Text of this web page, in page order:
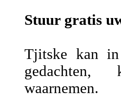
Stuur gratis
Tjitske kan in
gedachten,
waarnemen.